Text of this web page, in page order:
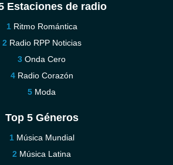
Estaciones de radio
Ritmo Romántica
Radio RPP Noticias
Onda Cero
Radio Corazón
Moda
Top 5 Géneros
Música Mundial
Música Latina